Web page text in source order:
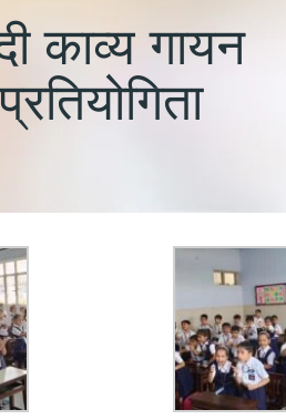
काव्य गायन
प्रतियोगिता